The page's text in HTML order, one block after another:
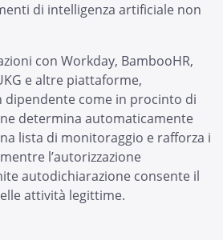
di intelligenza artificiale non
con Workday, BambooHR,
e altre piattaforme,
dipendente come in procinto di
ne determina automaticamente
lista di monitoraggio e rafforza i
l’autorizzazione
autodichiarazione consente il
attività legittime.